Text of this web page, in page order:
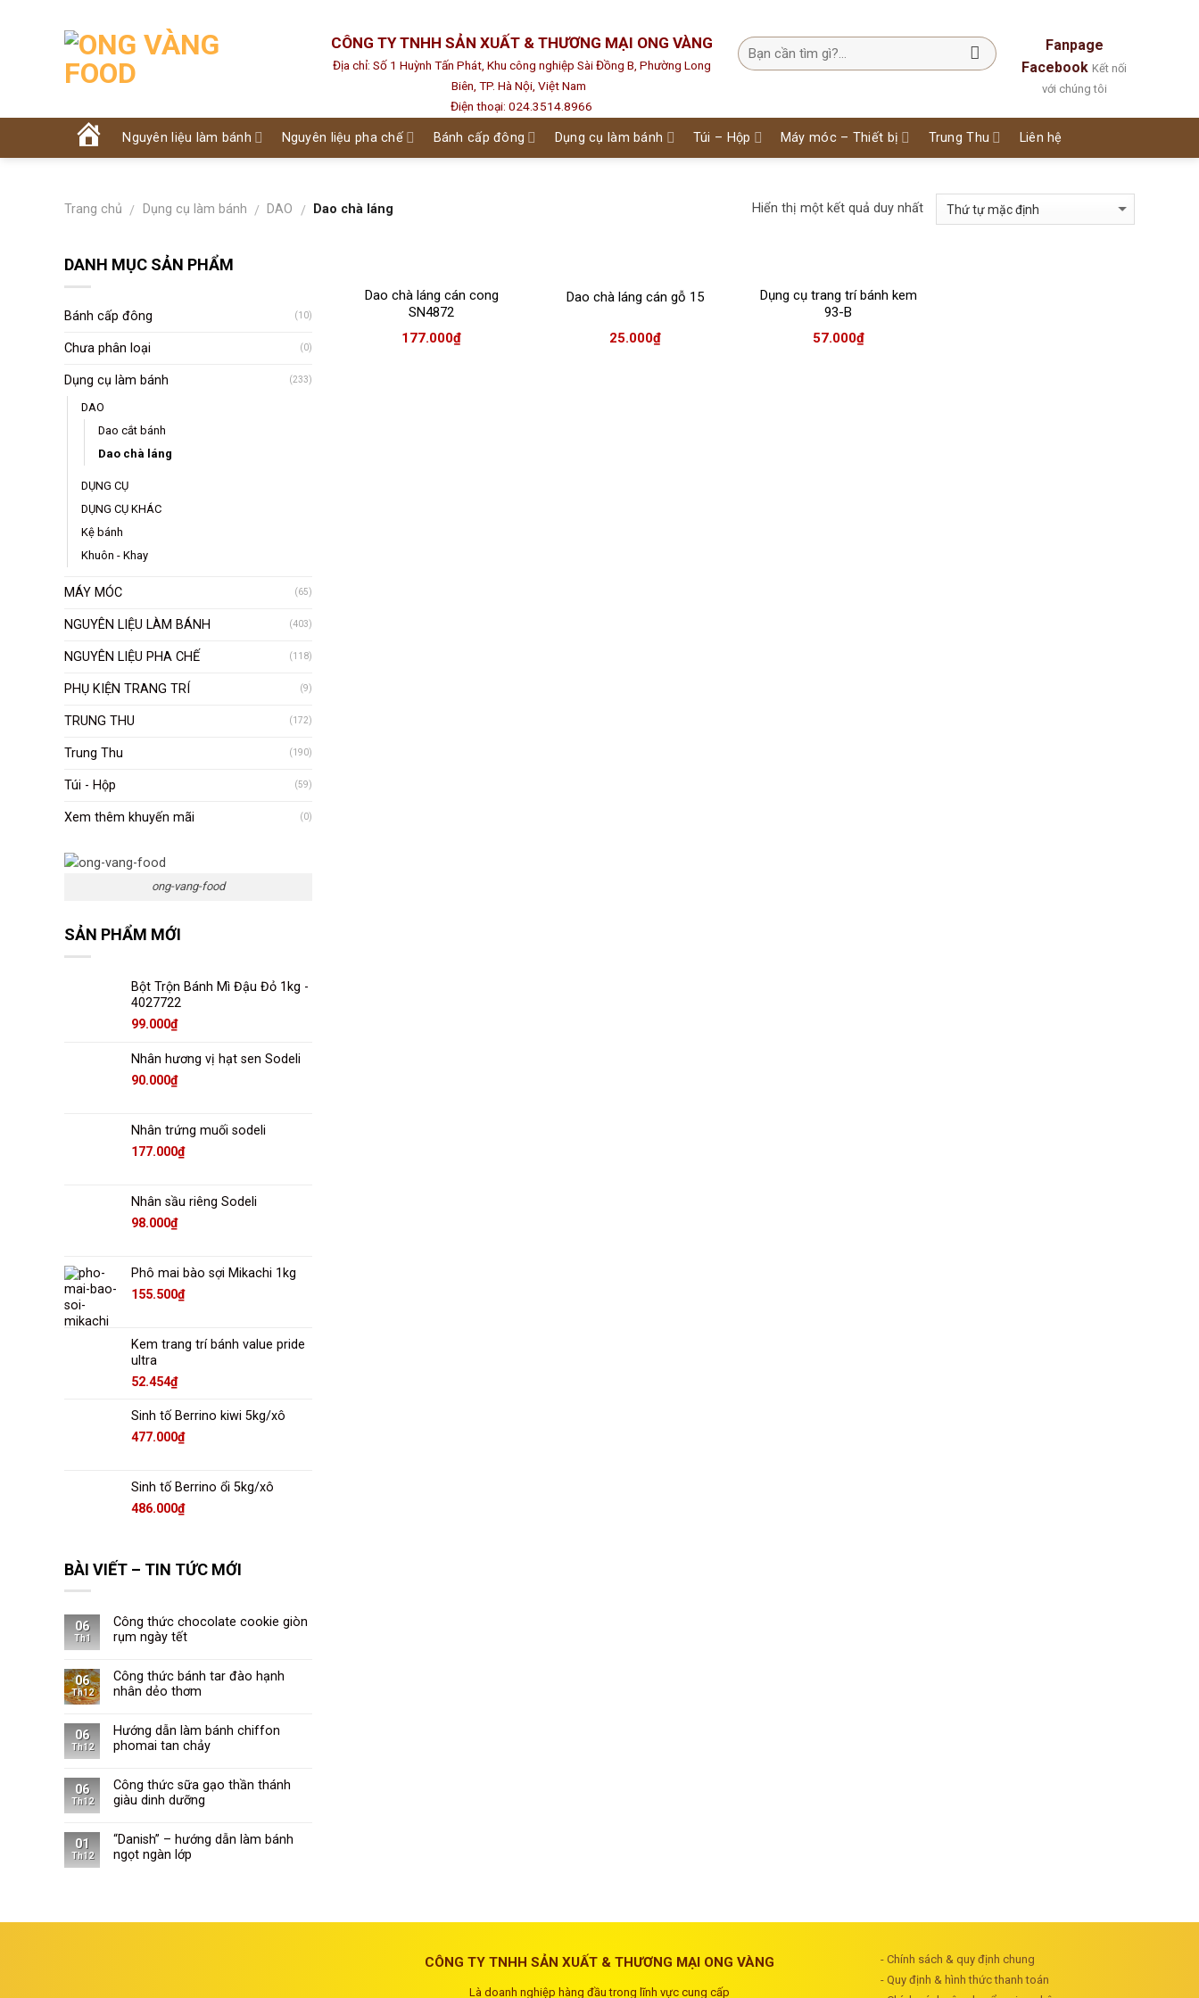
CÔNG TY TNHH SẢN XUẤT & THƯƠNG MẠI ONG VÀNG
Địa chỉ: Số 1 Huỳnh Tấn Phát, Khu công nghiệp Sài Đồng B, Phường Long
Biên, TP. Hà Nội, Việt Nam
Điện thoại: 024.3514.8966
Fanpage
Facebook Kết nối
với chúng tôi
Trang
Nguyên liệu làm bánh Nguyên liệu pha chế Bánh cấp đông Dụng cụ làm bánh Túi – Hộp Máy móc – Thiết bị Trung Thu Liên hệ
Trang chủ / Dụng cụ làm bánh / DAO / Dao chà láng Hiển thị một kết quả duy nhất
DANH MỤC SẢN PHẨM
Bánh cấp đông (10)
Chưa phân loại (0)
Dụng cụ làm bánh (233)
DAO
Dao cắt bánh
Dao chà láng
DỤNG CỤ
DỤNG CỤ KHÁC
Kệ bánh
Khuôn - Khay
MÁY MÓC (65)
NGUYÊN LIỆU LÀM BÁNH (403)
NGUYÊN LIỆU PHA CHẾ (118)
PHỤ KIỆN TRANG TRÍ (9)
TRUNG THU (172)
Trung Thu (190)
Túi - Hộp (59)
Xem thêm khuyến mãi (0)
ong-vang-food
SẢN PHẨM MỚI
Bột Trộn Bánh Mì Đậu Đỏ 1kg -
4027722
99.000₫
Nhân hương vị hạt sen Sodeli
90.000₫
Nhân trứng muối sodeli
177.000₫
Nhân sầu riêng Sodeli
98.000₫
Phô mai bào sợi Mikachi 1kg
155.500₫
Kem trang trí bánh value pride
ultra
52.454₫
Sinh tố Berrino kiwi 5kg/xô
477.000₫
Sinh tố Berrino ổi 5kg/xô
486.000₫
BÀI VIẾT – TIN TỨC MỚI
06
Th1
Công thức chocolate cookie giòn
rụm ngày tết
06
Th12
Công thức bánh tar đào hạnh
nhân dẻo thơm
06
Th12
Hướng dẫn làm bánh chiffon
phomai tan chảy
06
Th12
Công thức sữa gạo thần thánh
giàu dinh dưỡng
01
Th12
“Danish” – hướng dẫn làm bánh
ngọt ngàn lớp
Dao chà láng cán cong
SN4872
177.000₫
Dao chà láng cán gỗ 15
25.000₫
Dụng cụ trang trí bánh kem
93-B
57.000₫
CÔNG TY TNHH SẢN XUẤT & THƯƠNG MẠI ONG VÀNG
Là doanh nghiệp hàng đầu trong lĩnh vực cung cấp
- Chính sách & quy định chung
- Quy định & hình thức thanh toán